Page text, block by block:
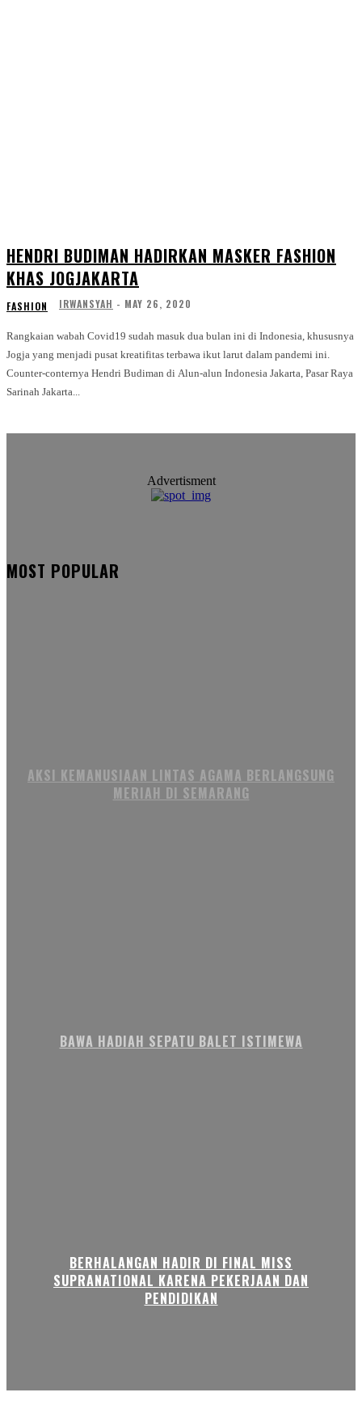
HENDRI BUDIMAN HADIRKAN MASKER FASHION
KHAS JOGJAKARTA
FASHION IRWANSYAH - MAY 26, 2020
Rangkaian wabah Covid19 sudah masuk dua bulan ini di Indonesia, khususnya
Jogja yang menjadi pusat kreatifitas terbawa ikut larut dalam pandemi ini.
Counter-conternya Hendri Budiman di Alun-alun Indonesia Jakarta, Pasar Raya
Sarinah Jakarta...
Advertisment
MOST POPULAR
AKSI KEMANUSIAAN LINTAS AGAMA BERLANGSUNG
MERIAH DI SEMARANG
BAWA HADIAH SEPATU BALET ISTIMEWA
BERHALANGAN HADIR DI FINAL MISS
SUPRANATIONAL KARENA PEKERJAAN DAN
PENDIDIKAN